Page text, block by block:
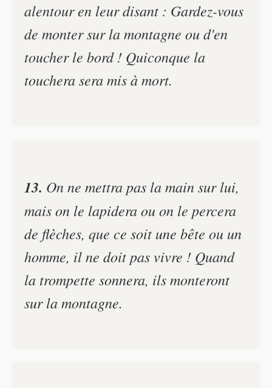
alentour en leur disant : Gardez-vous
de monter sur la montagne ou d'en
toucher le bord ! Quiconque la
touchera sera mis à mort.
13. On ne mettra pas la main sur lui,
mais on le lapidera ou on le percera
de flèches, que ce soit une bête ou un
homme, il ne doit pas vivre ! Quand
la trompette sonnera, ils monteront
sur la montagne.